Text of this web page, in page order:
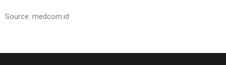
Source: medcom.id